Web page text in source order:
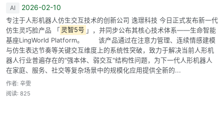
AI 2026-02-10
专注于人形机器人仿生交互技术的创新公司 逸璟科技 今日正式发布新一代
仿生灵巧脸产品 「 灵智5号 」，并同步公布其核心技术体系——生命智能
基座LingWorld Platform。 该产品通过在注意力管理、连续情感建模
与仿生表达节奏等关键交互维度上的系统性突破，致力于解决当前人形机
器人行业普遍存在的"强本体、弱交互"结构性问题，为下一代人形机器人
在家庭、服务、社交等复杂场景中的规模化应用提供全新的...
作者: 辛雯
阅读: 825